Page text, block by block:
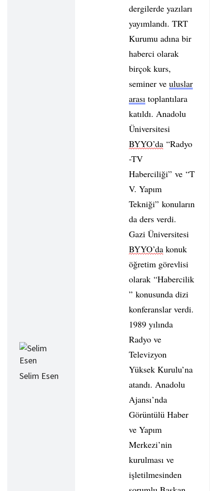
Selim Esen
dergilerde yazıları
yayımlandı. TRT
Kurumu adına bir
haberci olarak
birçok kurs,
seminer ve uluslar
arası toplantılara
katıldı. Anadolu
Üniversitesi
BYYO’da “Radyo
-TV
Haberciliği” ve “T
V. Yapım
Tekniği” konuların
da ders verdi.
Gazi Üniversitesi
BYYO’da konuk
öğretim görevlisi
olarak “Habercilik
” konusunda dizi
konferanslar verdi.
1989 yılında
Radyo ve
Televizyon
Yüksek Kurulu’na
atandı. Anadolu
Ajansı’nda
Görüntülü Haber
ve Yapım
Merkezi’nin
kurulması ve
işletilmesinden